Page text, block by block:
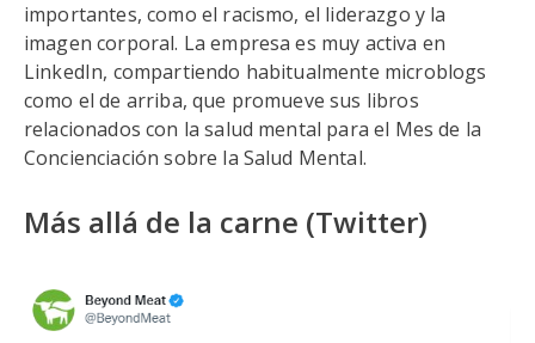
importantes, como el racismo, el liderazgo y la
imagen corporal. La empresa es muy activa en
LinkedIn, compartiendo habitualmente microblogs
como el de arriba, que promueve sus libros
relacionados con la salud mental para el Mes de la
Concienciación sobre la Salud Mental.
Más allá de la carne (Twitter)